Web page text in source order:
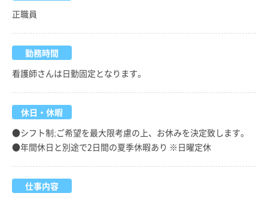
正職員
勤務時間
看護師さんは日勤固定となります。
休日・休暇
●シフト制;ご希望を最大限考慮の上、お休みを決定致します。
●年間休日と別途で2日間の夏季休暇あり ※日曜定休
仕事内容